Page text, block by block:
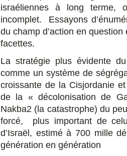
israéliennes à long terme,
incomplet. Essayons
du champ d’action en
facettes.
La stratégie plus évidente
comme un système de
croissante de la Cisjordanie
de la « décolonisation de
Nakba2 (la catastrophe) du
forcé, plus important de
d’Israël, estimé à 700 mille
génération en génération